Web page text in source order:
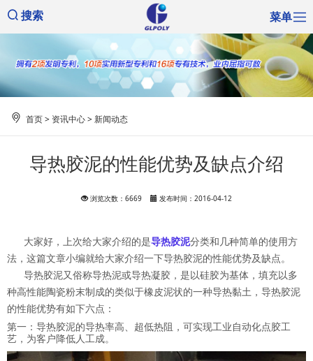
搜索 菜单
首页> 资讯中心>新闻动态
导热胶泥的性能优势及缺点介绍
浏览次数：6669 发布时间：2016-04-12
大家好，上次给大家介绍的是导热胶泥分类和几种简单的使用方
法，这篇文章小编就给大家介绍一下导热胶泥的性能优势及缺点。
导热胶泥又俗称导热泥或导热凝胶，是以硅胶为基体，填充以多
种高性能陶瓷粉末制成的类似于橡皮泥状的一种导热黏土，导热胶泥
的性能优势有如下六点：
第一：导热胶泥的导热率高、超低热阻，可实现工业自动化点胶工
艺，为客户降低人工成。